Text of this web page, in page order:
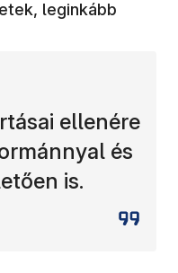
leginkább
ellenére
és
is.